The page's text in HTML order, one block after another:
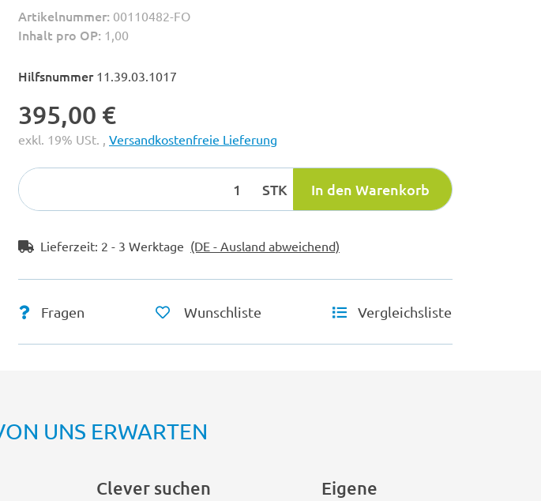
Artikelnummer: 00110482-FO
Inhalt pro OP: 1,00
Hilfsnummer 11.39.03.1017
395,00 €
exkl. 19% USt. , Versandkostenfreie Lieferung
STK In den Warenkorb
Lieferzeit: 2 - 3 Werktage (DE - Ausland abweichend)
Fragen Wunschliste Vergleichsliste
UNS ERWARTEN
Clever suchen
Eigene